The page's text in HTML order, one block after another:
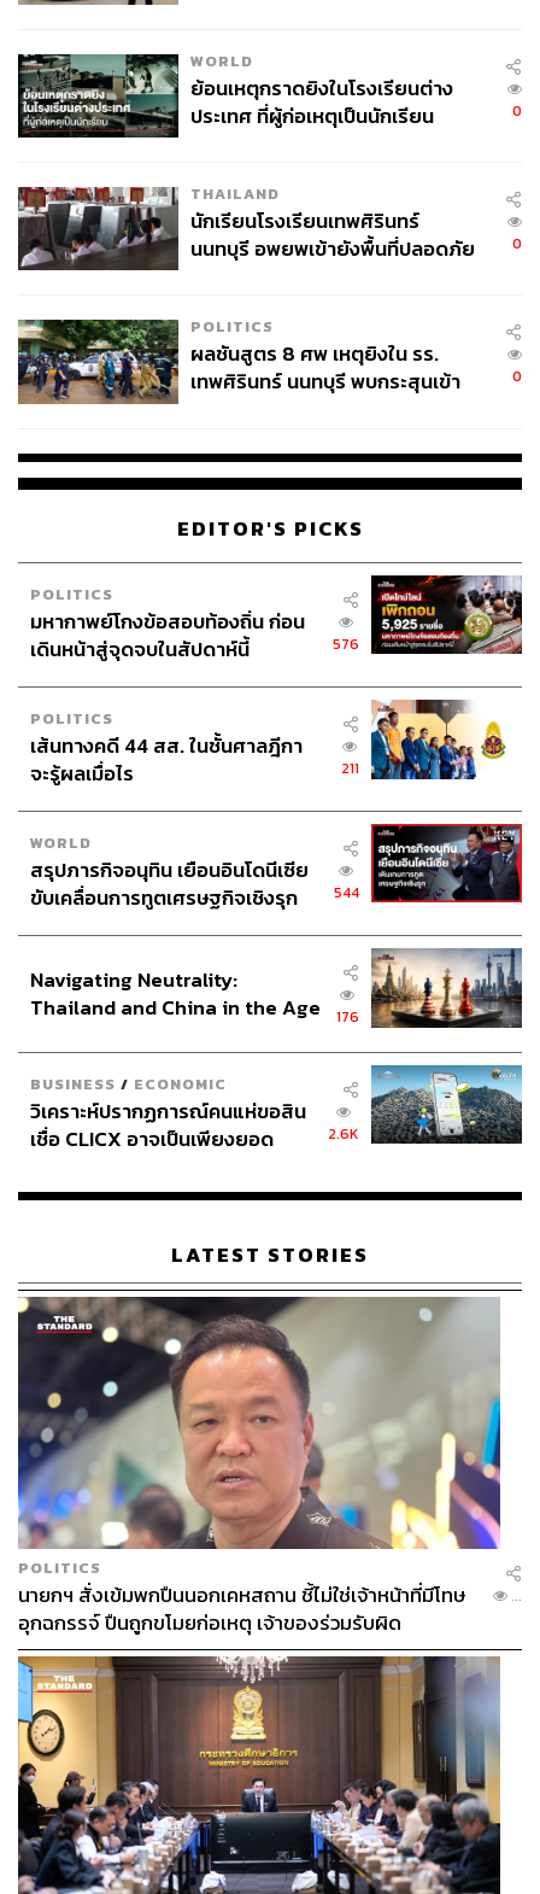
WORLD
ย้อนเหตุกราดยิงในโรงเรียนต่าง
ประเทศ ที่ผู้ก่อเหตุเป็นนักเรียน
0
THAILAND
นักเรียนโรงเรียนเทพศิรินทร์
นนทบุรี อพยพเข้ายังพื้นที่ปลอดภัย
0
POLITICS
ผลชันสูตร 8 ศพ เหตุยิงใน รร.
เทพศิรินทร์ นนทบุรี พบกระสุนเข้า
0
EDITOR'S PICKS
POLITICS
มหากาพย์โกงข้อสอบท้องถิ่น ก่อน
เดินหน้าสู่จุดจบในสัปดาห์นี้
576
POLITICS
เส้นทางคดี 44 สส. ในชั้นศาลฎีกา
จะรู้ผลเมื่อไร
211
WORLD
สรุปภารกิจอนุทิน เยือนอินโดนีเซีย
ขับเคลื่อนการทูตเศรษฐกิจเชิงรุก
544
Navigating Neutrality:
Thailand and China in the Age
176
BUSINESS / ECONOMIC
วิเคราะห์ปรากฏการณ์คนแห่ขอสิน
เชื่อ CLICX อาจเป็นเพียงยอด
เรือนไทยที่ถูกซุกไว้
2.6K
LATEST STORIES
POLITICS
นายกฯ สั่งเข้มพกปืนนอกเคหสถาน ชี้ไม่ใช่เจ้าหน้าที่มีโทษ
อุกฉกรรจ์ ปืนถูกขโมยก่อเหตุ เจ้าของร่วมรับผิด
...